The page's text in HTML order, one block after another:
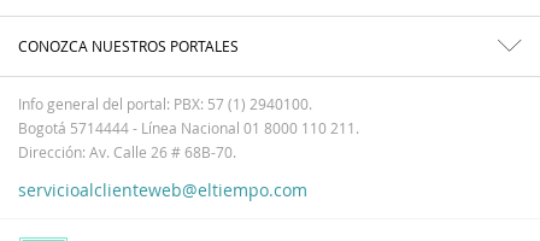
CONOZCA NUESTROS PORTALES
Info general del portal: PBX: 57 (1) 2940100.
Bogotá 5714444 - Línea Nacional 01 8000 110 211.
Dirección: Av. Calle 26 # 68B-70.
servicioalclienteweb@eltiempo.com